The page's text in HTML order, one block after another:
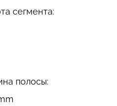
сегмента:
полосы: